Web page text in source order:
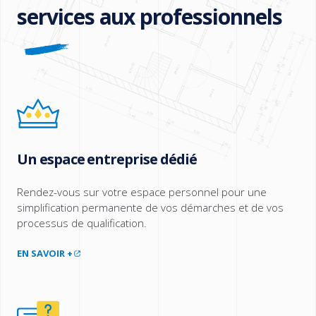
services aux professionnels
Un espace entreprise dédié
Rendez-vous sur votre espace personnel pour une
simplification permanente de vos démarches et de vos
processus de qualification.
EN SAVOIR +